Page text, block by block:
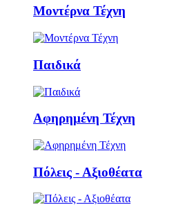
Μοντέρνα Τέχνη
Παιδικά
Αφηρημένη Τέχνη
Πόλεις - Αξιοθέατα